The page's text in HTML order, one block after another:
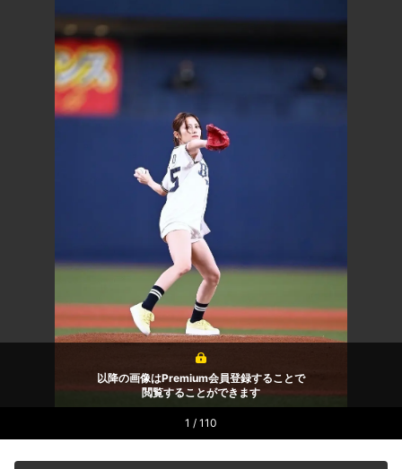
以降の画像はPremium会員登録することで
閲覧することができます
1 / 110